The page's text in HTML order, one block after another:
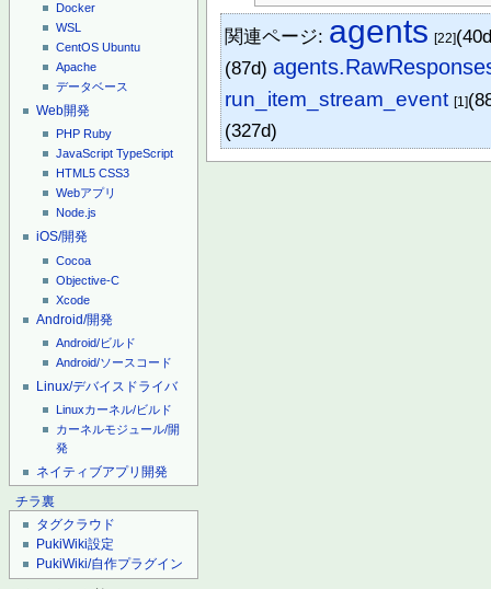
Docker
WSL
CentOS Ubuntu
Apache
データベース
Web開発
PHP Ruby
JavaScript TypeScript
HTML5 CSS3
Webアプリ
Node.js
iOS/開発
Cocoa
Objective-C
Xcode
Android/開発
Android/ビルド
Android/ソースコード
Linux/デバイスドライバ
Linuxカーネル/ビルド
カーネルモジュール/開
発
ネイティブアプリ開発
チラ裏
タグクラウド
PukiWiki設定
PukiWiki/自作プラグイン
関連ページ: agents [22]
(87d)
run_item_stream_event [1]
(327d)